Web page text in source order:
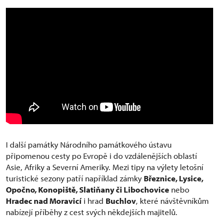
I další památky Národního památkového ústavu
připomenou cesty po Evropě i do vzdálenějších oblastí
Asie, Afriky a Severní Ameriky. Mezi tipy na výlety letošní
turistické sezony patří například zámky Březnice, Lysice,
Opočno, Konopiště, Slatiňany či Libochovice nebo
Hradec nad Moravicí i hrad Buchlov, které návštěvníkům
nabízejí příběhy z cest svých někdejších majitelů.